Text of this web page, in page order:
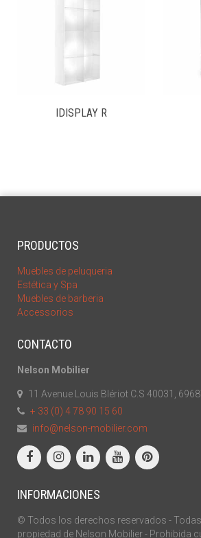
IDISPLAY R
PRODUCTOS
Muebles de peluqueria
Estética y Spa
Muebles de barberia
Accessorios
CONTACTO
Nelson Mobilier
11 Avenue Louis Blériot C.S 40031,
+ 33 (0) 4 78 90 15 60
info@nelson-mobilier.com
INFORMACIONES
© Todos los derechos reservados -
propiedad de Nelson Mobilier - Prohibida